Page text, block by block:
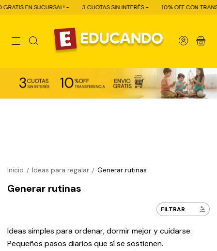
3 CUOTAS SIN INTERÉS - 10% OFF CON TRANSFERENCIA - ENVÍO
0
Inicio / Ideas para regalar / Generar rutinas
Generar rutinas
FILTRAR
Ideas simples para ordenar, dormir mejor y cuidarse.
Pequeños pasos diarios que sí se sostienen.